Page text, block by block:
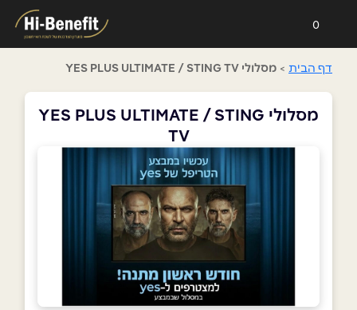
0
דף הבית > מסלולי YES PLUS ULTIMATE / STING TV
מסלולי YES PLUS ULTIMATE / STING
TV